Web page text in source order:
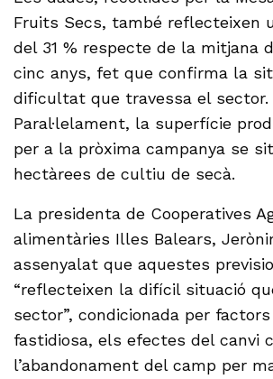
Fruits Secs, també reflecteixen
del 31 % respecte de la mitjana
cinc anys, fet que confirma la
dificultat que travessa el sector.
Paral·lelament, la superfície
per a la pròxima campanya se
hectàrees de cultiu de secà.
La presidenta de Cooperatives
alimentàries Illes Balears,
assenyalat que aquestes
“reflecteixen la difícil situació
sector”, condicionada per
fastidiosa, els efectes del canvi
l’abandonament del camp per